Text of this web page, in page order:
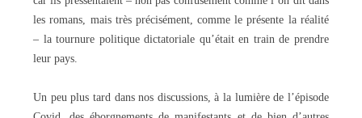
les romans, mais très précisément, comme le présente la réalité
– la tournure politique dictatoriale qu’était en train de prendre
leur pays.
Un peu plus tard dans nos discussions, à la lumière de l’épisode